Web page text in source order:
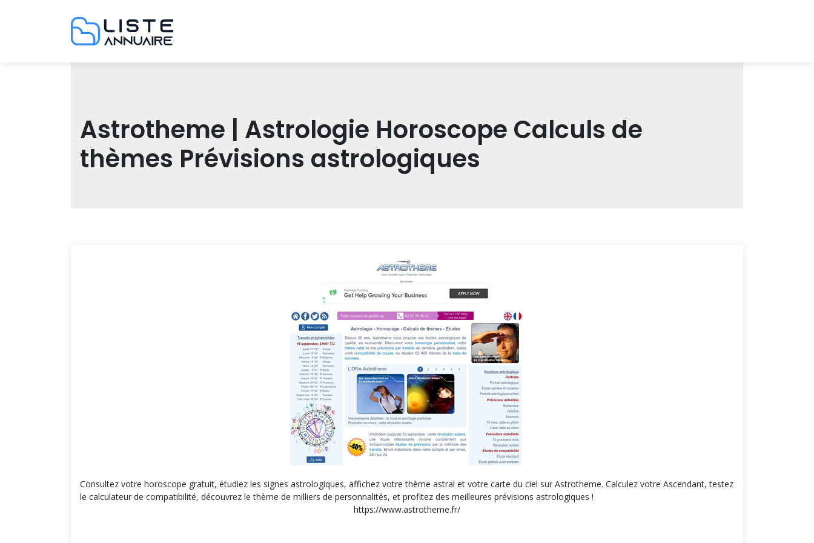
Astrotheme | Astrologie Horoscope Calculs de
thèmes Prévisions astrologi­ques
Consultez votre horoscope gratuit, étudiez les signes astrologiques, affichez votre thème astral et votre carte du ciel sur Astrotheme. Calculez votre Ascendant, testez
le calculateur de compatibilité, découvrez le thème de milliers de personnalités, et profitez des meilleures prévisions astrologiques !
https://www.astrotheme.fr/